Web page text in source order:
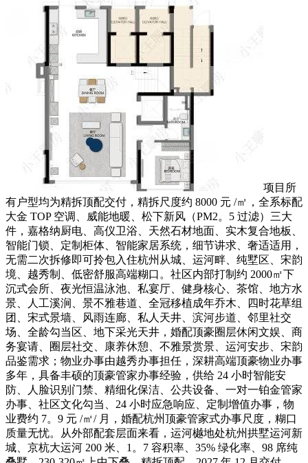
项目所
有户型均为精拆顶配交付，精拆尺度约 8000 元 /㎡，全系标配
大金 TOP 空调、威能地暖、松下新风（PM2。5 过滤）三大
件，嘉格纳厨电、高仪卫浴、天然石材地面、实木复合地板、
智能门锁、定制柜体、智能家居系统，细节讲求、奢适适用，
无需二次拆修即可拎包入住杭州从城、运河畔、纯墅区、宋韵
境、越秀制、低密舒服高端糊口。社区内部打制约 2000㎡下
沉式会所、夜光恒温泳池、私宴厅、健身核心、茶馆、地方水
景、人工溪涧、景不雅巷道、全冠移植成年乔木、四时花草组
团、宋式景墙、风雨连廊、私人天井、滨河步道、邻里社交
场、全龄勾当区、地下采光天井，婚配顶豪圈层休闲文娱、商
务宴请、圈层社交、康养休憩、不雅景赏景、运河安步、宋韵
品鉴需求；物业办事由越秀办事担任，深耕高端顶豪物业办事
多年，具备丰硕的顶豪管家办事经验，供给 24 小时智能安
防、人脸识别门禁、精细化保洁、公共设备、一对一铂金管家
办事、社区文化勾当、24 小时应急响应、定制增值办事，物
业费约 7。9 元 /㎡/ 月，婚配杭州顶豪管家式办事尺度，糊口
质量无忧。从外部配套层面来看，运河樾地处杭州拱墅运河新
城、京杭大运河 200 米、1。7 容积率、35% 绿化率、98 席纯